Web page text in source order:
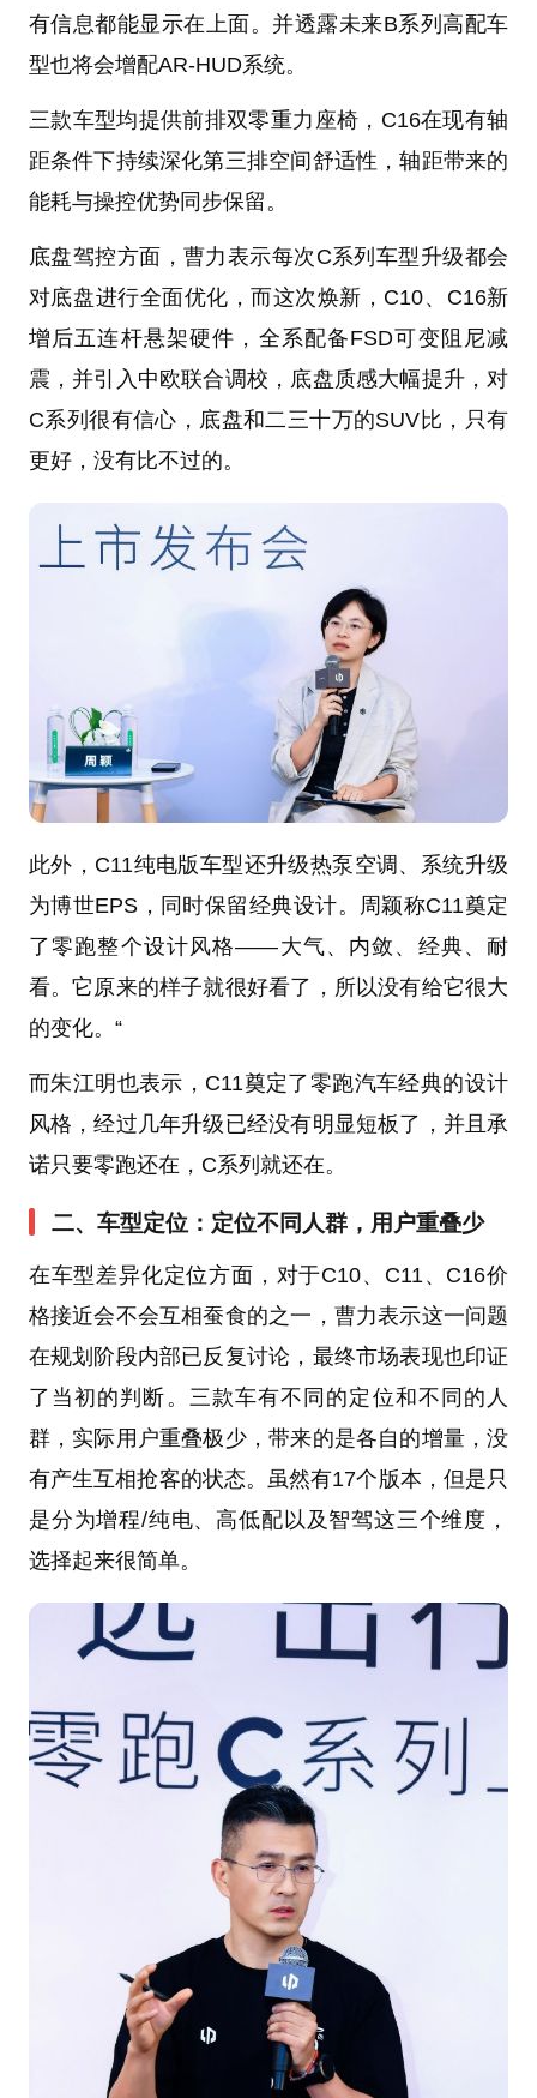
有信息都能显示在上面。并透露未来B系列高配车
型也将会增配AR-HUD系统。
三款车型均提供前排双零重力座椅，C16在现有轴
距条件下持续深化第三排空间舒适性，轴距带来的
能耗与操控优势同步保留。
底盘驾控方面，曹力表示每次C系列车型升级都会
对底盘进行全面优化，而这次焕新，C10、C16新
增后五连杆悬架硬件，全系配备FSD可变阻尼减
震，并引入中欧联合调校，底盘质感大幅提升，对
C系列很有信心，底盘和二三十万的SUV比，只有
更好，没有比不过的。
此外，C11纯电版车型还升级热泵空调、系统升级
为博世EPS，同时保留经典设计。周颖称C11奠定
了零跑整个设计风格——大气、内敛、经典、耐
看。它原来的样子就很好看了，所以没有给它很大
的变化。“
而朱江明也表示，C11奠定了零跑汽车经典的设计
风格，经过几年升级已经没有明显短板了，并且承
诺只要零跑还在，C系列就还在。
二、车型定位：定位不同人群，用户重叠少
在车型差异化定位方面，对于C10、C11、C16价
格接近会不会互相蚕食的之一，曹力表示这一问题
在规划阶段内部已反复讨论，最终市场表现也印证
了当初的判断。三款车有不同的定位和不同的人
群，实际用户重叠极少，带来的是各自的增量，没
有产生互相抢客的状态。虽然有17个版本，但是只
是分为增程/纯电、高低配以及智驾这三个维度，
选择起来很简单。